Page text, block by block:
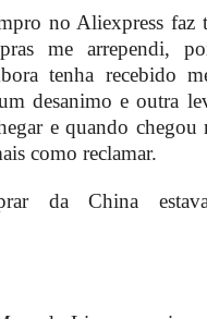
no Aliexpress faz
me arrependi,
tenha recebido
desanimo e outra
e quando chegou
como reclamar.
da China